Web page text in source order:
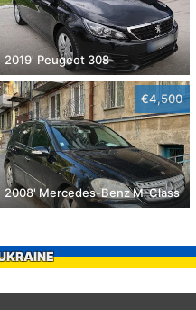
2019' Peugeot 308
€4,500
2008' Mercedes-Benz M-Class